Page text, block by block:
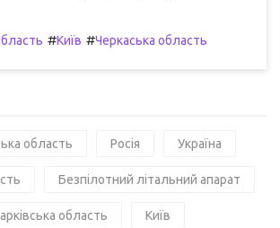
#Київ #Черкаська область
область Росія Україна
Безпілотний літальний апарат
область Київ